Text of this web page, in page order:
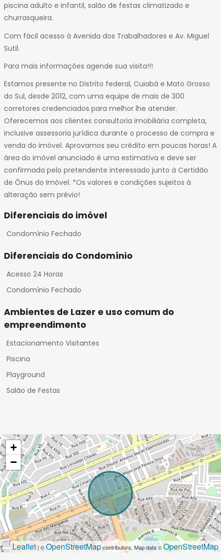
piscina adulto e infantil, salão de festas climatizado e
churrasqueira.
Com fácil acesso à Avenida dos Trabalhadores e Av. Miguel
Sutil.
Para mais informações agende sua visita!!!
Estamos presente no Distrito federal, Cuiabá e Mato Grosso
do Sul, desde 2012, com uma equipe de mais de 300
corretores credenciados para melhor lhe atender.
Oferecemos aos clientes consultoria imobiliária completa,
inclusive assessoria jurídica durante o processo de compra e
venda do imóvel. Aprovamos seu crédito em poucas horas! A
área do imóvel anunciado é uma estimativa e deve ser
confirmada pelo pretendente interessado junto à Certidão
de Ônus do Imóvel. *Os valores e condições sujeitos à
alteração sem prévio!
Diferenciais do imóvel
Condomínio Fechado
Diferenciais do Condomínio
Acesso 24 Horas
Condomínio Fechado
Ambientes de Lazer e uso comum do
empreendimento
Estacionamento Visitantes
Piscina
Playground
Salão de Festas
+
−
Leaflet | ©OpenStreetMapcontributors, Map data ©OpenStreetMap